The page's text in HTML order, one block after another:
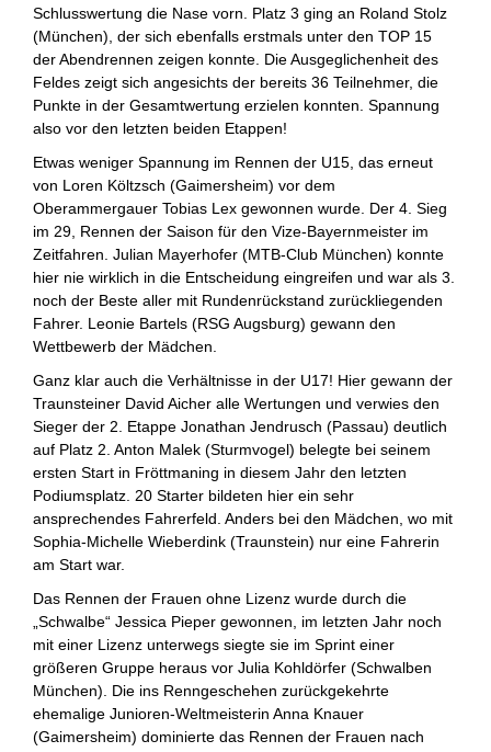
Schlusswertung die Nase vorn. Platz 3 ging an Roland Stolz
(München), der sich ebenfalls erstmals unter den TOP 15
der Abendrennen zeigen konnte. Die Ausgeglichenheit des
Feldes zeigt sich angesichts der bereits 36 Teilnehmer, die
Punkte in der Gesamtwertung erzielen konnten. Spannung
also vor den letzten beiden Etappen!
Etwas weniger Spannung im Rennen der U15, das erneut
von Loren Költzsch (Gaimersheim) vor dem
Oberammergauer Tobias Lex gewonnen wurde. Der 4. Sieg
im 29, Rennen der Saison für den Vize-Bayernmeister im
Zeitfahren. Julian Mayerhofer (MTB-Club München) konnte
hier nie wirklich in die Entscheidung eingreifen und war als 3.
noch der Beste aller mit Rundenrückstand zurückliegenden
Fahrer. Leonie Bartels (RSG Augsburg) gewann den
Wettbewerb der Mädchen.
Ganz klar auch die Verhältnisse in der U17! Hier gewann der
Traunsteiner David Aicher alle Wertungen und verwies den
Sieger der 2. Etappe Jonathan Jendrusch (Passau) deutlich
auf Platz 2. Anton Malek (Sturmvogel) belegte bei seinem
ersten Start in Fröttmaning in diesem Jahr den letzten
Podiumsplatz. 20 Starter bildeten hier ein sehr
ansprechendes Fahrerfeld. Anders bei den Mädchen, wo mit
Sophia-Michelle Wieberdink (Traunstein) nur eine Fahrerin
am Start war.
Das Rennen der Frauen ohne Lizenz wurde durch die
„Schwalbe“ Jessica Pieper gewonnen, im letzten Jahr noch
mit einer Lizenz unterwegs siegte sie im Sprint einer
größeren Gruppe heraus vor Julia Kohldörfer (Schwalben
München). Die ins Renngeschehen zurückgekehrte
ehemalige Junioren-Weltmeisterin Anna Knauer
(Gaimersheim) dominierte das Rennen der Frauen nach